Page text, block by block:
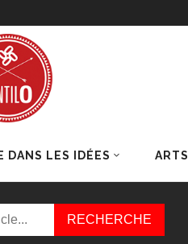
DANS LES IDÉES ARTS